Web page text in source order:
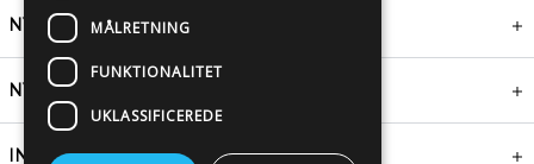
NYHEDSBREV
NYTTIGE LINKS
INSPIRATION
MÅLRETNING
FUNKTIONALITET
UKLASSIFICEREDE